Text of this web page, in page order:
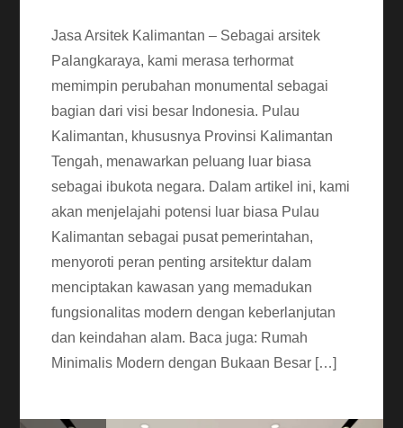
Jasa Arsitek Kalimantan – Sebagai arsitek
Palangkaraya, kami merasa terhormat
memimpin perubahan monumental sebagai
bagian dari visi besar Indonesia. Pulau
Kalimantan, khususnya Provinsi Kalimantan
Tengah, menawarkan peluang luar biasa
sebagai ibukota negara. Dalam artikel ini, kami
akan menjelajahi potensi luar biasa Pulau
Kalimantan sebagai pusat pemerintahan,
menyoroti peran penting arsitektur dalam
menciptakan kawasan yang memadukan
fungsionalitas modern dengan keberlanjutan
dan keindahan alam. Baca juga: Rumah
Minimalis Modern dengan Bukaan Besar […]